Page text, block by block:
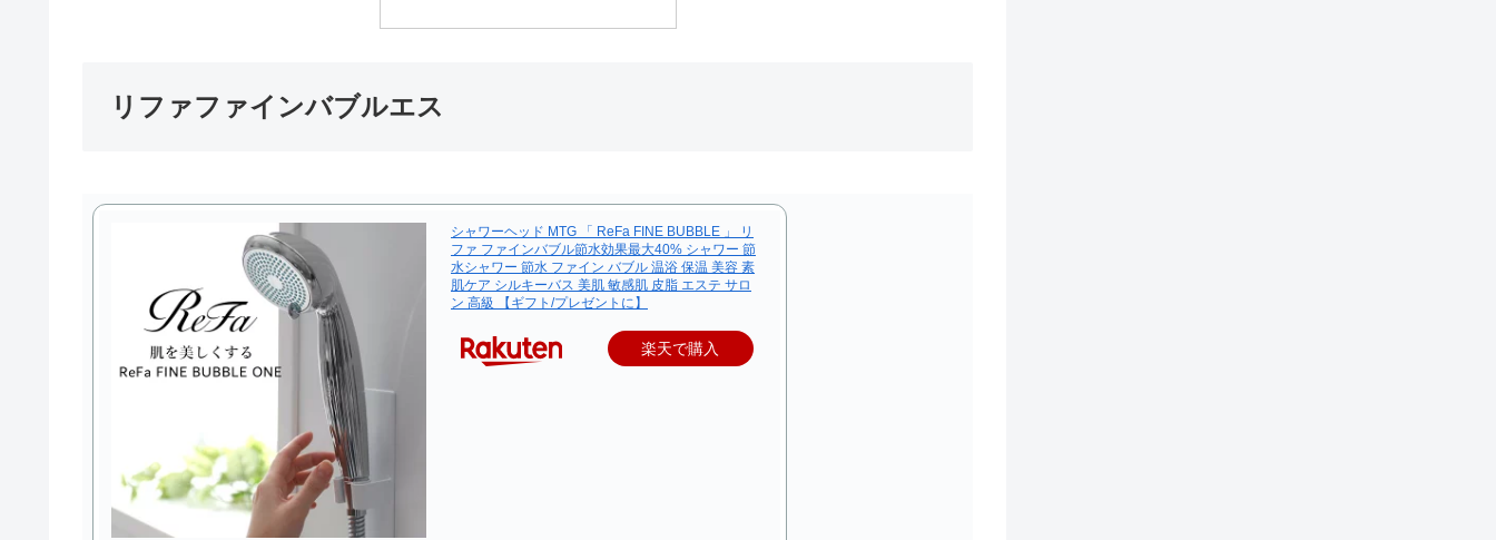
リファファインバブルエス
シャワーヘッド MTG 「 ReFa FINE BUBBLE 」 リ
ファ ファインバブル節水効果最大40% シャワー 節
水シャワー 節水 ファイン バブル 温浴 保温 美容 素
肌ケア シルキーバス 美肌 敏感肌 皮脂 エステ サロ
ン 高級 【ギフト/プレゼントに】
楽天で購入